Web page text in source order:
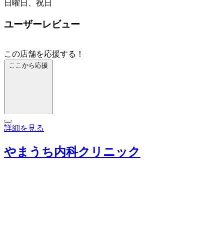
日曜日、祝日
ユーザーレビュー
この店舗を応援する！
ここから応援
詳細を見る
やまうち内科クリニック